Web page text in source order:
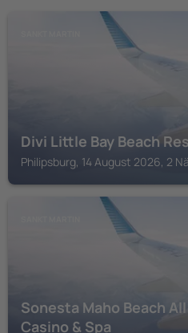
Divi Little Bay Beach
Philipsburg, 14 August 2026, 2
Sonesta Maho Beach
Casino & Spa